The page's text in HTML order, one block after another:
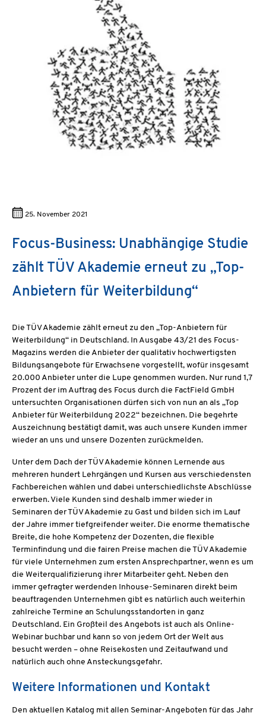
25. November 2021
Focus-Business: Unabhängige Studie
zählt TÜV Akademie erneut zu „Top-
Anbietern für Weiterbildung“
Die TÜV Akademie zählt erneut zu den „Top-Anbietern für
Weiterbildung“ in Deutschland. In Ausgabe 43/21 des Focus-
Magazins werden die Anbieter der qualitativ hochwertigsten
Bildungsangebote für Erwachsene vorgestellt, wofür insgesamt
20.000 Anbieter unter die Lupe genommen wurden. Nur rund 1,7
Prozent der im Auftrag des Focus durch die FactField GmbH
untersuchten Organisationen dürfen sich von nun an als „Top
Anbieter für Weiterbildung 2022“ bezeichnen. Die begehrte
Auszeichnung bestätigt damit, was auch unsere Kunden immer
wieder an uns und unsere Dozenten zurückmelden.
Unter dem Dach der TÜV Akademie können Lernende aus
mehreren hundert Lehrgängen und Kursen aus verschiedensten
Fachbereichen wählen und dabei unterschiedlichste Abschlüsse
erwerben. Viele Kunden sind deshalb immer wieder in
Seminaren der TÜV Akademie zu Gast und bilden sich im Lauf
der Jahre immer tiefgreifender weiter. Die enorme thematische
Breite, die hohe Kompetenz der Dozenten, die flexible
Terminfindung und die fairen Preise machen die TÜV Akademie
für viele Unternehmen zum ersten Ansprechpartner, wenn es um
die Weiterqualifizierung ihrer Mitarbeiter geht. Neben den
immer gefragter werdenden Inhouse-Seminaren direkt beim
beauftragenden Unternehmen gibt es natürlich auch weiterhin
zahlreiche Termine an Schulungsstandorten in ganz
Deutschland. Ein Großteil des Angebots ist auch als Online-
Webinar buchbar und kann so von jedem Ort der Welt aus
besucht werden – ohne Reisekosten und Zeitaufwand und
natürlich auch ohne Ansteckungsgefahr.
Weitere Informationen und Kontakt
Den aktuellen Katalog mit allen Seminar-Angeboten für das Jahr